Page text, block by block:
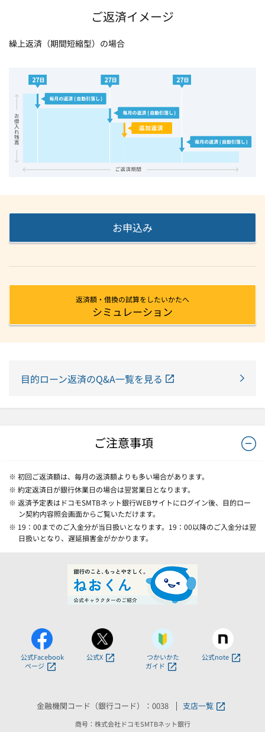
ご返済イメージ
繰上返済（期間短縮型）の場合
お申込み
返済額・借換の試算をしたいかたへ
シミュレーション
目的ローン返済のQ&A一覧を見る
ご注意事項
※ 初回ご返済額は、毎月の返済額よりも多い場合があります。
※ 約定返済日が銀行休業日の場合は翌営業日となります。
※ 返済予定表はドコモSMTBネット銀行WEBサイトにログイン後、目的ロー
ン契約内容照会画面からご覧いただけます。
※ 19：00までのご入金分が当日扱いとなります。19：00以降のご入金分は翌
日扱いとなり、遅延損害金がかかります。
公式Facebook
ページ
公式X
つかいかた
ガイド
公式note
金融機関コード（銀行コード）：0038 支店一覧
商号：株式会社ドコモSMTBネット銀行